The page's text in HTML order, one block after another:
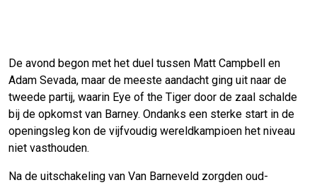
De avond begon met het duel tussen Matt Campbell en
Adam Sevada, maar de meeste aandacht ging uit naar de
tweede partij, waarin Eye of the Tiger door de zaal schalde
bij de opkomst van Barney. Ondanks een sterke start in de
openingsleg kon de vijfvoudig wereldkampioen het niveau
niet vasthouden.
Na de uitschakeling van Van Barneveld zorgden oud-